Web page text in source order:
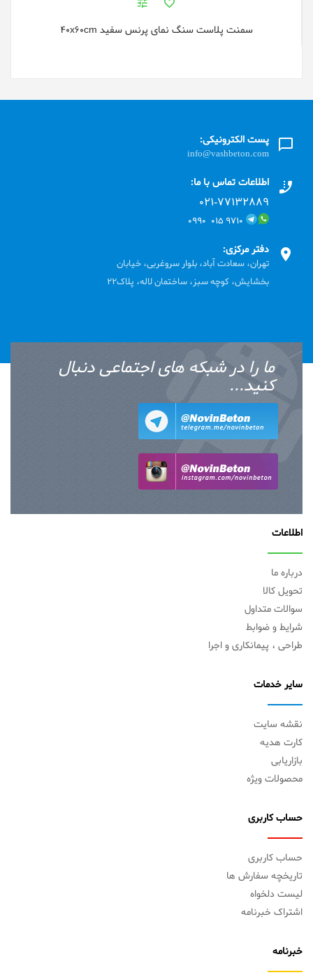
سمنت پلاست سنگ نمای پرنس سفید 40x60cm
پست الکترونیکی:
info@vashbeton.com
اطلاعات تماس با ما:
۰۲۱-۷۷۱٣۲۸۸۹
۹۷۱۰ ۰۱۵ ۰۹۹۰
دفتر مرکزی:
تهران، سعادت آباد، بلوار سروغربی، خیابان
بخشایش، کوچه سبز، ساختمان لاله، پلاک22
ما را در شبکه های اجتماعی دنبال
کنید...
اطلاعات
درباره ما
تحویل کالا
سوالات متداول
شرایط و ضوابط
طراحی ، پیمانکاری و اجرا
سایر خدمات
نقشه سایت
کارت هدیه
بازاریابی
محصولات ویژه
حساب کاربری
حساب کاربری
تاریخچه سفارش ها
لیست دلخواه
اشتراک خبرنامه
خبرنامه